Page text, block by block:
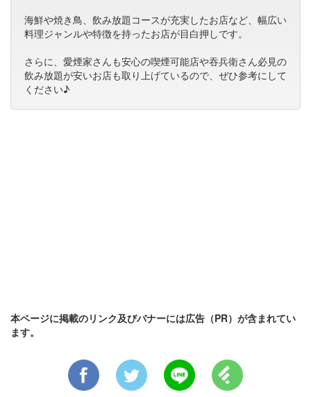
海鮮や焼き鳥、飲み放題コースが充実したお店など、幅広い
料理ジャンルや特徴を持ったお店が目白押しです。
さらに、愛煙家さんも安心の喫煙可能店や吞兵衛さん必見の
飲み放題が安いお店も取り上げているので、ぜひ参考にして
ください♪
本ページに掲載のリンク及びバナーには広告（PR）が含まれてい
ます。